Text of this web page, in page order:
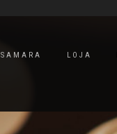
LOJA